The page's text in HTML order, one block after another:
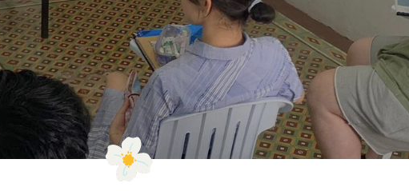
張りたい人に。
街・イロイロシティ